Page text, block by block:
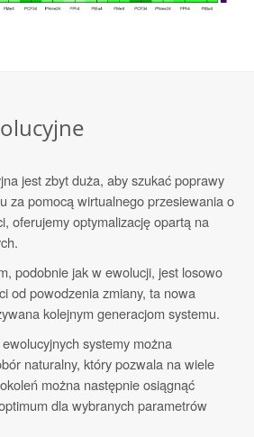
jest zbyt duża, aby szukać poprawy
za pomocą wirtualnego przesiewania o
oferujemy optymalizację opartą na
podobnie jak w ewolucji, jest losowo
od powodzenia zmiany, ta nowa
kolejnym generacjom systemu.
systemy można
naturalny, który pozwala na wiele
można następnie osiągnąć
dla wybranych parametrów